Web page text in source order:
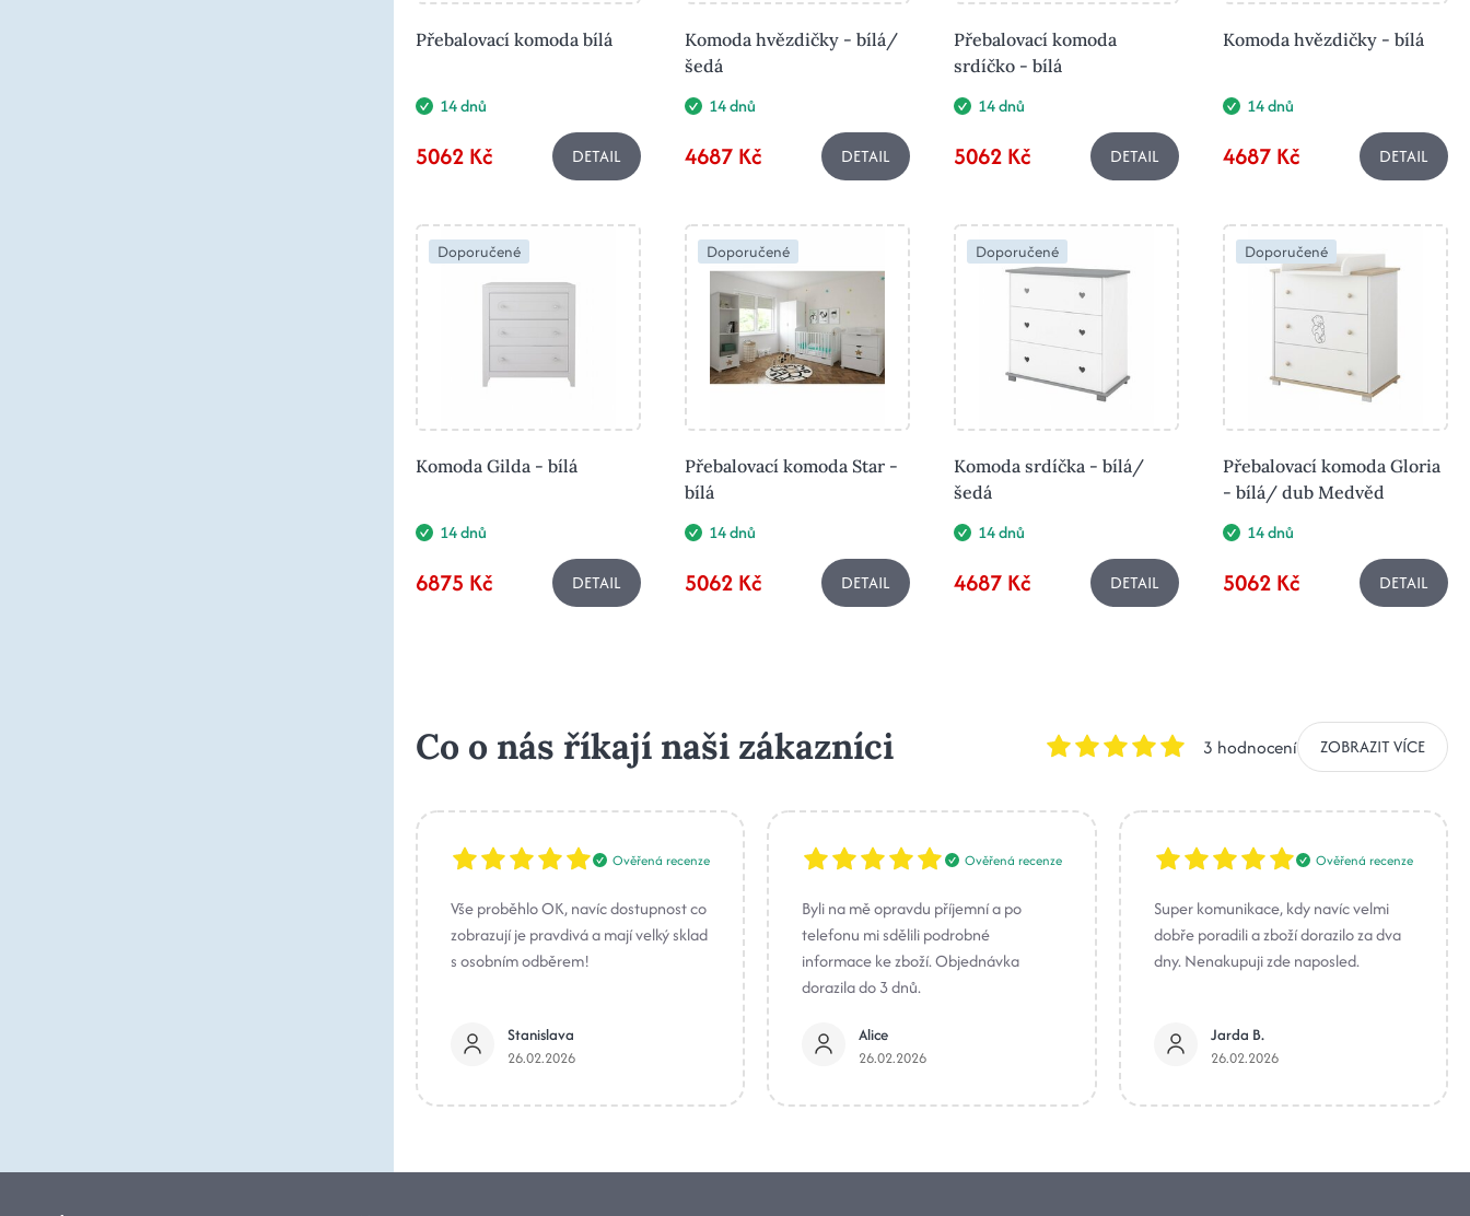
Přebalovací komoda bílá
14 dnů
5062 Kč DETAIL
Komoda hvězdičky - bílá/
šedá
14 dnů
4687 Kč DETAIL
Přebalovací komoda
srdíčko - bílá
14 dnů
5062 Kč DETAIL
Komoda hvězdičky - bílá
14 dnů
4687 Kč DETAIL
Doporučené
Komoda Gilda - bílá
14 dnů
6875 Kč DETAIL
Doporučené
Přebalovací komoda Star -
bílá
14 dnů
5062 Kč DETAIL
Doporučené
Komoda srdíčka - bílá/
šedá
14 dnů
4687 Kč DETAIL
Doporučené
Přebalovací komoda Gloria
- bílá/ dub Medvěd
14 dnů
5062 Kč DETAIL
Co o nás říkají naši zákazníci 3 hodnocení ZOBRAZIT VÍCE
Ověřená recenze
Vše proběhlo OK, navíc dostupnost co
zobrazují je pravdivá a mají velký sklad
s osobním odběrem!
Stanislava
26.02.2026
Ověřená recenze
Byli na mě opravdu příjemní a po
telefonu mi sdělili podrobné
informace ke zboží. Objednávka
dorazila do 3 dnů.
Alice
26.02.2026
Ověřená recenze
Super komunikace, kdy navíc velmi
dobře poradili a zboží dorazilo za dva
dny. Nenakupuji zde naposled.
Jarda B.
26.02.2026